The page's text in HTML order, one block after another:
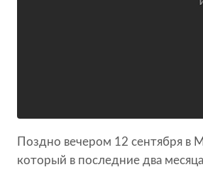
Поздно вечером 12 сентября в
который в последние два